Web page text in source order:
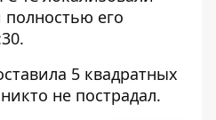
полностью его
5 квадратных
не пострадал.